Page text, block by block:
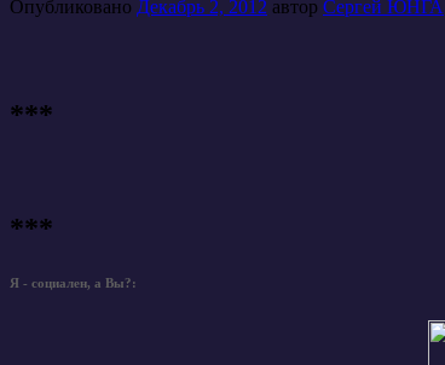
Опубликовано Декабрь 2, 2012 автор Сергей ЮНГА
***
***
Я - социален, а Вы?: